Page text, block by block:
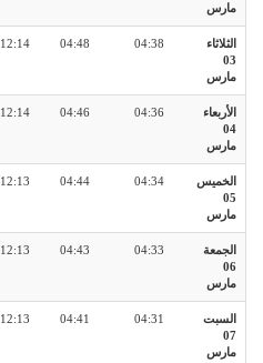
مارس
الثلاثاء
03
مارس
04:38
04:48
12:14
الأربعاء
04
مارس
04:36
04:46
12:14
الخميس
05
مارس
04:34
04:44
12:13
الجمعة
06
مارس
04:33
04:43
12:13
السبت
07
مارس
04:31
04:41
12:13